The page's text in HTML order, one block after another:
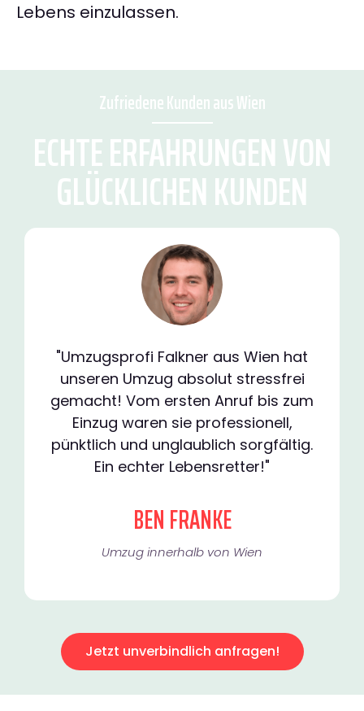
Lebens einzulassen.
Zufriedene Kunden aus Wien
ECHTE ERFAHRUNGEN VON
GLÜCKLICHEN KUNDEN
"Umzugsprofi Falkner aus Wien hat
unseren Umzug absolut stressfrei
gemacht! Vom ersten Anruf bis zum
Einzug waren sie professionell,
pünktlich und unglaublich sorgfältig.
Ein echter Lebensretter!"
BEN FRANKE
Umzug innerhalb von Wien​
Jetzt unverbindlich anfragen!